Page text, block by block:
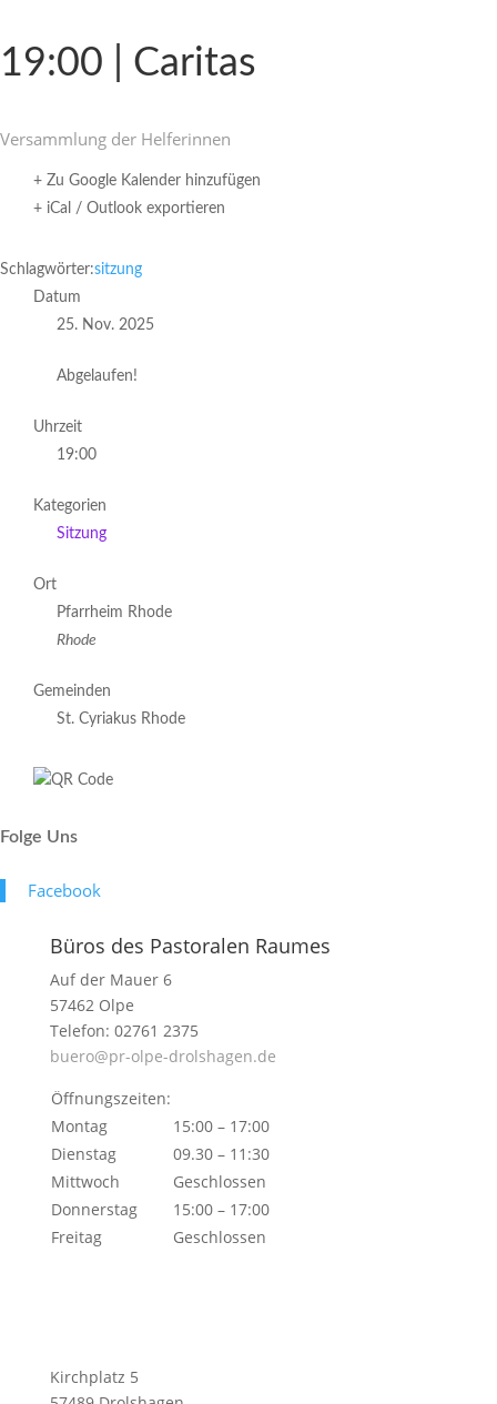
19:00 | Caritas
Versamm­lung der Helferinnen
+ Zu Google Kalender hinzufügen
+ iCal / Outlook exportieren
Schlagwörter:sitzung
Datum
25. Nov. 2025
Abgelaufen!
Uhrzeit
19:00
Kategorien
Sitzung
Ort
Pfarrheim Rhode
Rhode
Gemeinden
St. Cyriakus Rhode
Folge Uns
Face­book
Büros des Pastoralen Raumes
Auf der Mauer 6
57462 Olpe
Telefon: 02761 2375
buero@pr-olpe-drolshagen.de
Öffnungszeiten:
Montag
15:00 – 17:00
Dienstag
09.30 – 11:30
Mittwoch
Geschlossen
Donnerstag
15:00 – 17:00
Freitag
Geschlossen
Kirchplatz 5